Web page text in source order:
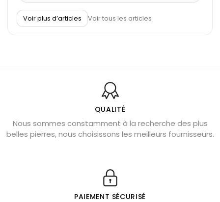
À quel poignet porter un bracelet de pierre
Découvrez le scorpion et ses pierres
Bienfaits de la sélénite – pierre des anges
L’améthyste est-elle faite pour moi ?
Chrysocolle : pierre apaisante
Obsidienne dorée : vertus et signification
Véritable citrine naturelle non chauffée
Où placer la citrine dans la maison
Voir plus d’articles Voir tous les articles
QUALITÉ
Nous sommes constamment à la recherche des plus
belles pierres, nous choisissons les meilleurs fournisseurs.
PAIEMENT SÉCURISÉ